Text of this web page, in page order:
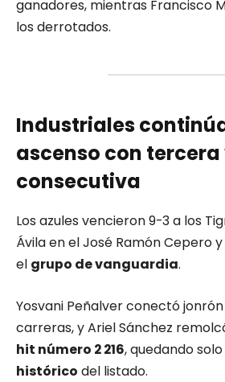
ganadores, mientras Francisco
los derrotados.
Industriales
ascenso con
consecutiva
Los azules vencieron 9-3 a los
Ávila en el José Ramón Cepero
el grupo de vanguardia.
Yosvani Peñalver conectó
carreras, y Ariel Sánchez
hit número 2 216, quedando
histórico del listado.